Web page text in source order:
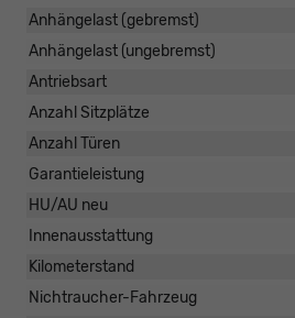
Anhängelast (gebremst)
Anhängelast (ungebremst)
Antriebsart
Anzahl Sitzplätze
Anzahl Türen
Garantieleistung
HU/AU neu
Innenausstattung
Kilometerstand
Nichtraucher-Fahrzeug